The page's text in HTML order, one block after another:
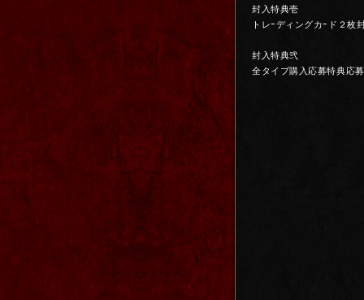
封入特典壱
トレｰディングカｰド２枚
封入特典弐
全タイプ購入応募特典応